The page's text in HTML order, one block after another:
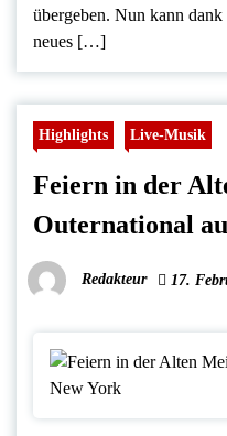
übergeben. Nun kann
neues […]
Highlights Live-Musik
Feiern in der
Outernational
Redakteur 17.